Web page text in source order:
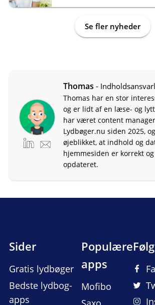
Se fler nyheder
Thomas -
Thomas har en stor
og er lidt af en læse- og
har været content
Lydbøger.nu siden 2025,
øjeblikket, at indhold og
hjemmesiden er korrekt
opdateret.
Sider
Gratis lydbøger
Bedste lydbog-
apps
Populære
apps
Mofibo